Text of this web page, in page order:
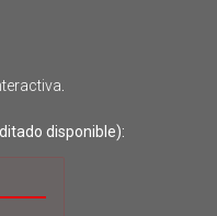
disponible):